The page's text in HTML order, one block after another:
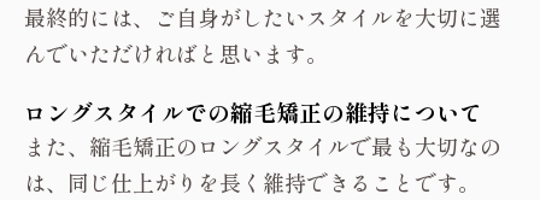
最終的には、ご自身がしたいスタイルを大切に選
んでいただければと思います。
ロングスタイルでの縮毛矯正の維持について
また、縮毛矯正のロングスタイルで最も大切なの
は、同じ仕上がりを長く維持できることです。